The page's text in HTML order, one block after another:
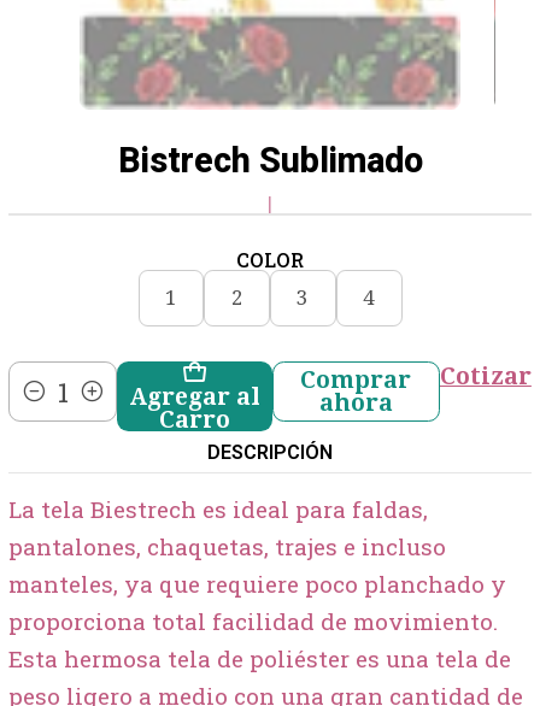
Bistrech Sublimado
|
COLOR
1 2 3 4
Cantidad
Agregar al
Carro
Comprar
ahora
Cotizar
DESCRIPCIÓN
La tela Biestrech es ideal para faldas,
pantalones, chaquetas, trajes e incluso
manteles, ya que requiere poco planchado y
proporciona total facilidad de movimiento.
Esta hermosa tela de poliéster es una tela de
peso ligero a medio con una gran cantidad de